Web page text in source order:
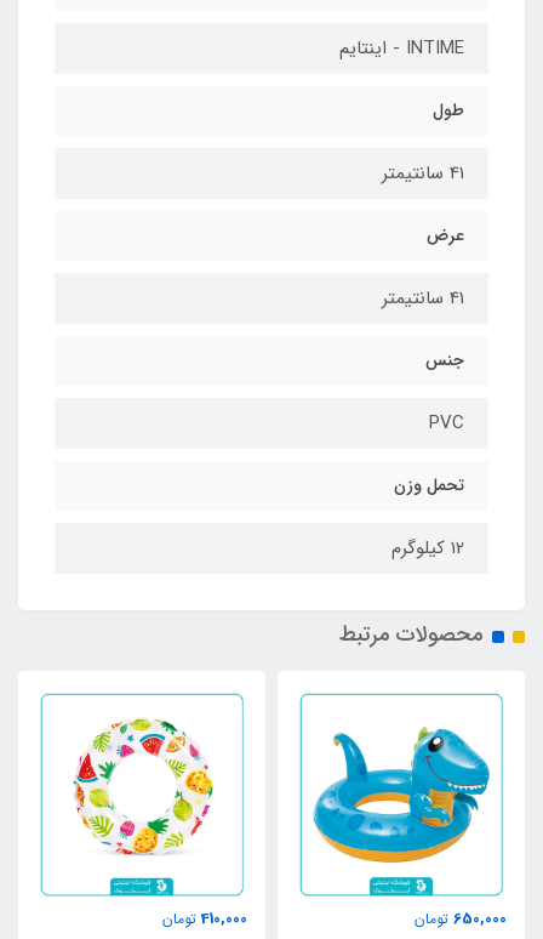
INTIME - اینتایم
طول
41 سانتیمتر
عرض
41 سانتیمتر
جنس
PVC
تحمل وزن
12 کیلوگرم
محصولات مرتبط
650,000 تومان
410,000 تومان